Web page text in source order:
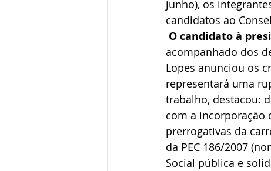
junho), os
candidatos ao
O candidato à
acompanhado dos
Lopes anunciou os
representará uma
trabalho, destacou:
com a incorporação
prerrogativas da
da PEC 186/2007
Social pública e